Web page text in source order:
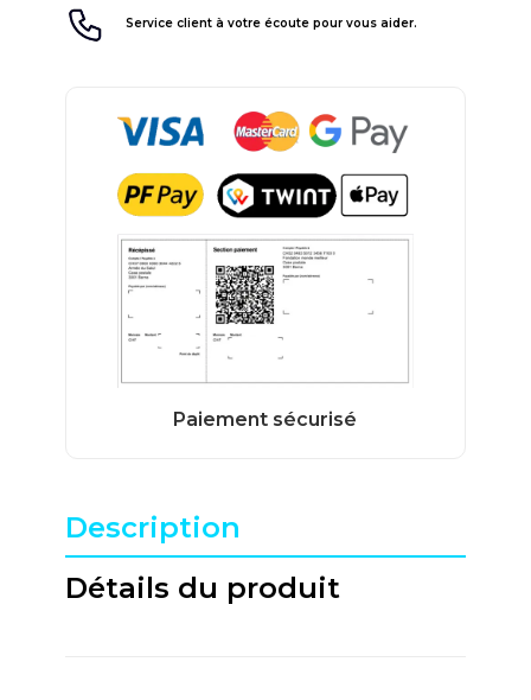
Service client à votre écoute pour vous aider.
Description
Détails du produit